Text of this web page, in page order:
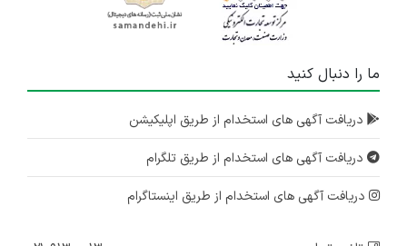
ما را دنبال کنید
دریافت آگهی های استخدام از طریق اپلیکیشن
دریافت آگهی های استخدام از طریق تلگرام
دریافت آگهی های استخدام از طریق اینستاگرام